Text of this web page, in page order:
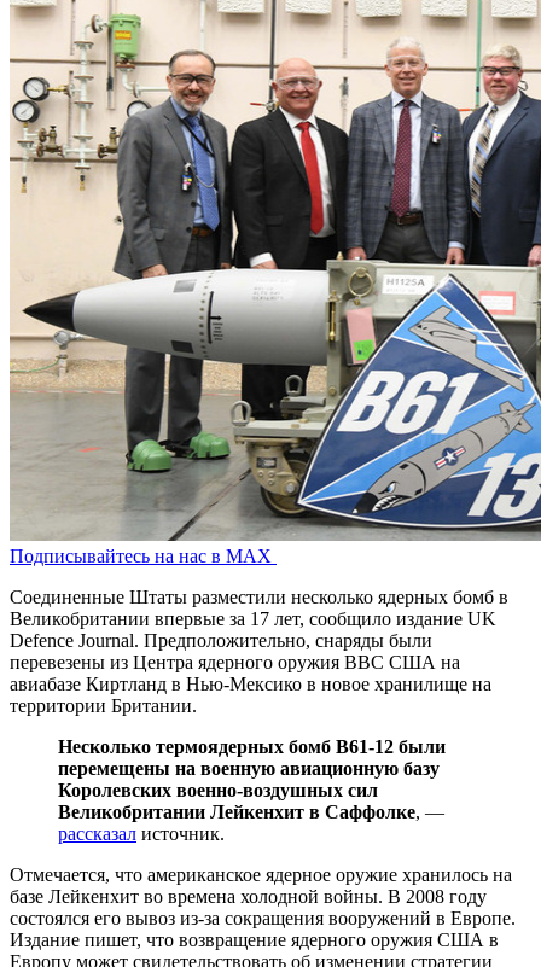
Подписывайтесь на нас в MAX
Соединенные Штаты разместили несколько ядерных бомб в
Великобритании впервые за 17 лет, сообщило издание UK
Defence Journal. Предположительно, снаряды были
перевезены из Центра ядерного оружия ВВС США на
авиабазе Киртланд в Нью-Мексико в новое хранилище на
территории Британии.
Несколько термоядерных бомб B61-12 были
перемещены на военную авиационную базу
Королевских военно-воздушных сил
Великобритании Лейкенхит в Саффолке, —
рассказал источник.
Отмечается, что американское ядерное оружие хранилось на
базе Лейкенхит во времена холодной войны. В 2008 году
состоялся его вывоз из-за сокращения вооружений в Европе.
Издание пишет, что возвращение ядерного оружия США в
Европу может свидетельствовать об изменении стратегии